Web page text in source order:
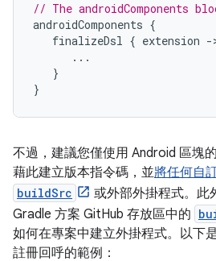
// The androidComponents
androidComponents {
finalizeDsl { extension -
...
}
}
不過，建議您僅使用 Android 區塊
藉此建立版本指令碼，並將任何自
buildSrc
或外部外掛程式。此
Gradle 方案 GitHub 存放區中的
如何在專案中建立外掛程式。以下
註冊回呼的範例：